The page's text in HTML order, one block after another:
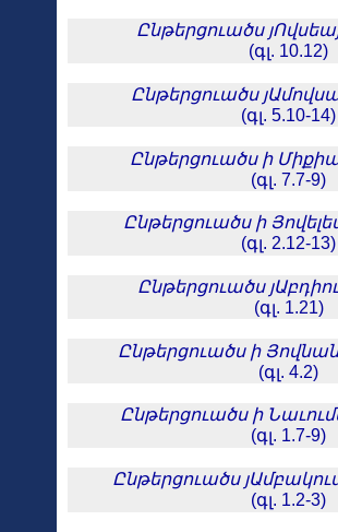
Ընթերցուածս
(գլ. 10.12)
Ընթերցուածս
(գլ. 5.10-14)
Ընթերցուածս ի
(գլ. 7.7-9)
Ընթերցուածս ի
(գլ. 2.12-13)
Ընթերցուածս
(գլ. 1.21)
Ընթերցուածս ի
(գլ. 4.2)
Ընթերցուածս ի
(գլ. 1.7-9)
Ընթերցուածս
(գլ. 1.2-3)